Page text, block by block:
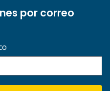
por correo